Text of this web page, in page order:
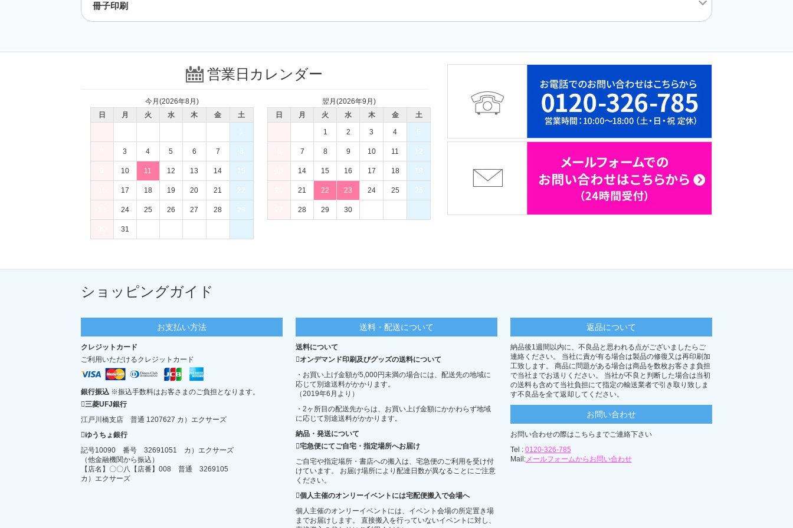
冊子印刷
営業日カレンダー
今月(2026年8月)
日
月 火 水 木 金 土
1
3 4 5 6 7 8
10 11 12 13 14 15
17 18 19 20 21 22
24 25 26 27 28 29
31
翌月(2026年9月)
日
月 火 水 木 金 土
1 2 3 4 5
7 8 9 10 11 12
14 15 16 17 18 19
21 22 23 24 25 26
28 29 30
ショッピングガイド
お支払い方法
クレジットカード
ご利用いただけるクレジットカード
銀行振込 ※振込手数料はお客さまのご負担となります。
三菱UFJ銀行
江戸川橋支店 普通 1207627 カ）エクサーズ
ゆうちょ銀行
記号10090 番号 32691051 カ）エクサーズ
（他金融機関から振込）
【店名】〇〇八【店番】008 普通 3269105
カ）エクサーズ
送料・配送について
送料について
オンデマンド印刷及びグッズの送料について
・お買い上げ金額が5,000円未満の場合には、配送先の地域に
応じて別途送料がかかります。
（2019年6月より）
・2ヶ所目の配送先からは、お買い上げ金額にかかわらず地域
に応じて別途送料がかかります。
納品・発送について
宅急便にてご自宅・指定場所へお届け
ご自宅や指定場所・書店への搬入は、宅急便のご利用を受け付
けています。 お届け場所により配達日数が異なることにご注意
ください。
個人主催のオンリーイベントには宅配便搬入で会場へ
個人主催のオンリーイベントには、イベント会場の所定置き場
までお届けします。 直接搬入を行っていないイベントに対し、
返品について
納品後1週間以内に、不良品と思われる点がございましたらご
連絡ください。 当社に責が有る場合は製品の修復又は再印刷加
工致します。 商品に問題がある場合は商品を数枚お客さま負担
で当社までお送りください。 当社が不良と判断した場合は当初
の送料も含めて当社負担にて指定の輸送業者で引き取り致しま
す不良品を全て返却してください。
お問い合わせ
お問い合わせの際はこちらまでご連絡下さい
Tel : 0120-326-785
Mail:メールフォームからお問い合わせ